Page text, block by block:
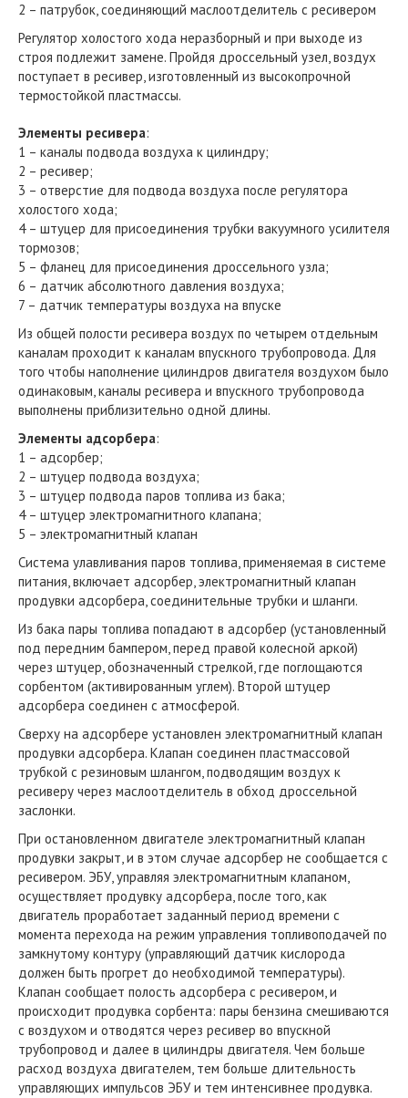
2 – патрубок, соединяющий маслоотделитель с ресивером
Регулятор холостого хода неразборный и при выходе из
строя подлежит замене. Пройдя дроссельный узел, воздух
поступает в ресивер, изготовленный из высокопрочной
термостойкой пластмассы.
Элементы ресивера:
1 – каналы подвода воздуха к цилиндру;
2 – ресивер;
3 – отверстие для подвода воздуха после регулятора
холостого хода;
4 – штуцер для присоединения трубки вакуумного усилителя
тормозов;
5 – фланец для присоединения дроссельного узла;
6 – датчик абсолютного давления воздуха;
7 – датчик температуры воздуха на впуске
Из общей полости ресивера воздух по четырем отдельным
каналам проходит к каналам впускного трубопровода. Для
того чтобы наполнение цилиндров двигателя воздухом было
одинаковым, каналы ресивера и впускного трубопровода
выполнены приблизительно одной длины.
Элементы адсорбера:
1 – адсорбер;
2 – штуцер подвода воздуха;
3 – штуцер подвода паров топлива из бака;
4 – штуцер электромагнитного клапана;
5 – электромагнитный клапан
Система улавливания паров топлива, применяемая в системе
питания, включает адсорбер, электромагнитный клапан
продувки адсорбера, соединительные трубки и шланги.
Из бака пары топлива попадают в адсорбер (установленный
под передним бампером, перед правой колесной аркой)
через штуцер, обозначенный стрелкой, где поглощаются
сорбентом (активированным углем). Второй штуцер
адсорбера соединен с атмосферой.
Сверху на адсорбере установлен электромагнитный клапан
продувки адсорбера. Клапан соединен пластмассовой
трубкой с резиновым шлангом, подводящим воздух к
ресиверу через маслоотделитель в обход дроссельной
заслонки.
При остановленном двигателе электромагнитный клапан
продувки закрыт, и в этом случае адсорбер не сообщается с
ресивером. ЭБУ, управляя электромагнитным клапаном,
осуществляет продувку адсорбера, после того, как
двигатель проработает заданный период времени с
момента перехода на режим управления топливоподачей по
замкнутому контуру (управляющий датчик кислорода
должен быть прогрет до необходимой температуры).
Клапан сообщает полость адсорбера с ресивером, и
происходит продувка сорбента: пары бензина смешиваются
с воздухом и отводятся через ресивер во впускной
трубопровод и далее в цилиндры двигателя. Чем больше
расход воздуха двигателем, тем больше длительность
управляющих импульсов ЭБУ и тем интенсивнее продувка.